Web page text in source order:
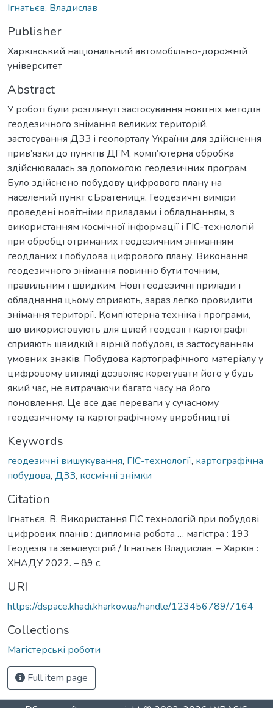
Ігнатьєв, Владислав
Publisher
Харківський національний автомобільно-дорожній
університет
Abstract
У роботі були розглянуті застосування новітніх методів
геодезичного знімання великих територій,
застосування ДЗЗ і геопорталу України для здійснення
прив’язки до пунктів ДГМ, комп’ютерна обробка
здійснювалась за допомогою геодезичних програм.
Було здійснено побудову цифрового плану на
населений пункт с.Братениця. Геодезичні виміри
проведені новітніми приладами і обладнанням, з
використанням космічної інформації і ГІС-технологій
при обробці отриманих геодезичним зніманням
геодданих і побудова цифрового плану. Виконання
геодезичного знімання повинно бути точним,
правильним і швидким. Нові геодезичні прилади і
обладнання цьому сприяють, зараз легко провидити
знімання території. Комп’ютерна техніка і програми,
що використовують для цілей геодезії і картографії
сприяють швидкій і вірній побудові, із застосуванням
умовних знаків. Побудова картографічного матеріалу у
цифровому вигляді дозволяє корегувати його у будь
який час, не витрачаючи багато часу на його
поновлення. Це все дає переваги у сучасному
геодезичному та картографічному виробництві.
Keywords
геодезичні вишукування, ГІС-технології, картографічна
побудова, ДЗЗ, космічні знімки
Citation
Ігнатьєв, В. Використання ГІС технологій при побудові
цифрових планів : дипломна робота … магістра : 193
Геодезія та землеустрій / Ігнатьєв Владислав. – Харків :
ХНАДУ 2022. – 89 с.
URI
https://dspace.khadi.kharkov.ua/handle/123456789/7164
Collections
Магістерські роботи
Full item page